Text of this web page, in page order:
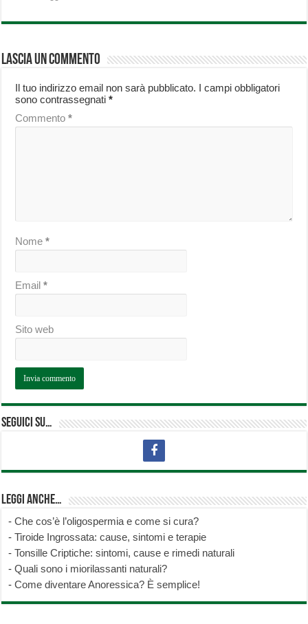
Lascia un commento
Il tuo indirizzo email non sarà pubblicato. I campi obbligatori
sono contrassegnati*
Commento*
Nome*
Email*
Sito web
Seguici su…
Leggi anche…
-Che cos’è l’oligospermia e come si cura?
-Tiroide Ingrossata: cause, sintomi e terapie
-Tonsille Criptiche: sintomi, cause e rimedi naturali
-Quali sono i miorilassanti naturali?
-Come diventare Anoressica? È semplice!